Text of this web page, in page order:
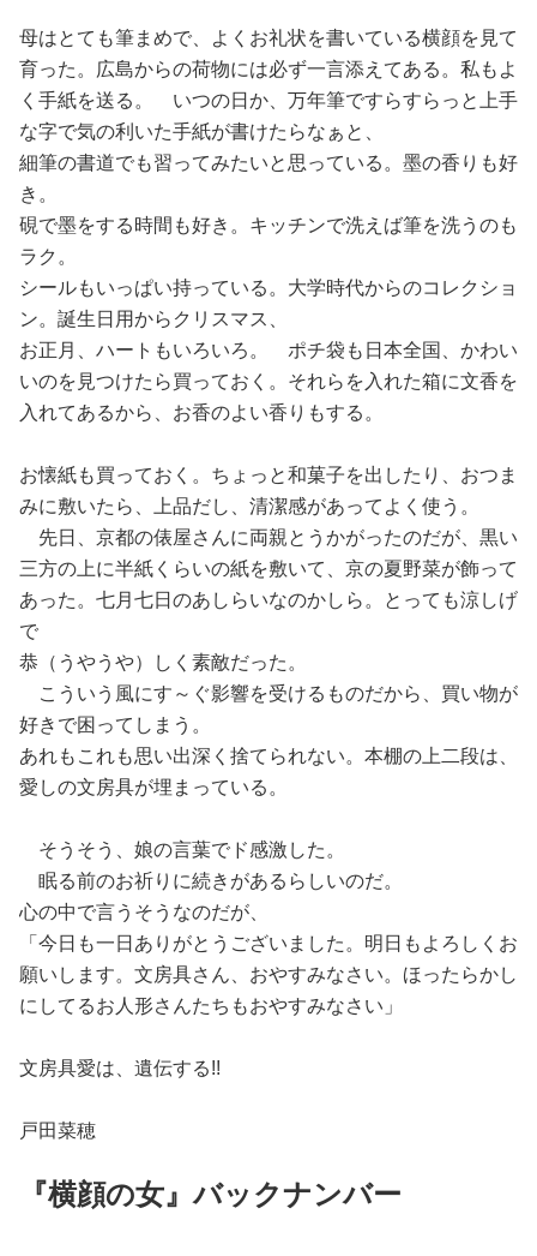
母はとても筆まめで、よくお礼状を書いている横顔を見て
育った。広島からの荷物には必ず一言添えてある。私もよ
く手紙を送る。 いつの日か、万年筆ですらすらっと上手
な字で気の利いた手紙が書けたらなぁと、
細筆の書道でも習ってみたいと思っている。墨の香りも好
き。
硯で墨をする時間も好き。キッチンで洗えば筆を洗うのも
ラク。
シールもいっぱい持っている。大学時代からのコレクショ
ン。誕生日用からクリスマス、
お正月、ハートもいろいろ。 ポチ袋も日本全国、かわい
いのを見つけたら買っておく。それらを入れた箱に文香を
入れてあるから、お香のよい香りもする。
お懐紙も買っておく。ちょっと和菓子を出したり、おつま
みに敷いたら、上品だし、清潔感があってよく使う。
先日、京都の俵屋さんに両親とうかがったのだが、黒い
三方の上に半紙くらいの紙を敷いて、京の夏野菜が飾って
あった。七月七日のあしらいなのかしら。とっても涼しげ
で
恭（うやうや）しく素敵だった。
こういう風にす～ぐ影響を受けるものだから、買い物が
好きで困ってしまう。
あれもこれも思い出深く捨てられない。本棚の上二段は、
愛しの文房具が埋まっている。
そうそう、娘の言葉でド感激した。
眠る前のお祈りに続きがあるらしいのだ。
心の中で言うそうなのだが、
「今日も一日ありがとうございました。明日もよろしくお
願いします。文房具さん、おやすみなさい。ほったらかし
にしてるお人形さんたちもおやすみなさい」
文房具愛は、遺伝する!!
戸田菜穂
『横顔の女』バックナンバー